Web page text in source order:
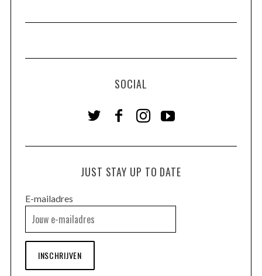
SOCIAL
JUST STAY UP TO DATE
E-mailadres
INSCHRIJVEN